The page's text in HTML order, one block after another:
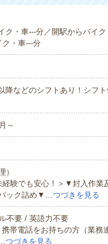
・車---分／開駅からバイ
・車---分
降などのシフトあり！シフ
～
）
経験でも安心！＞▼封入作
ック詰め▼…つづきを見る
不要 / 英語力不要
電話をお持ちの方（業務
つづきを見る